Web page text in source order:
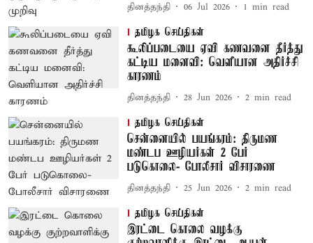
தினத்தந்தி 06 Jul 2026 1 min read
தமிழக செய்திகள்
கூலிப்படையை ஏவி கணவனை தீர்த்து
கட்டிய மனைவி: வெளியான அதிர்ச்சி
காரணம்
தினத்தந்தி 28 Jun 2026 2 min read
தமிழக செய்திகள்
சென்னையில் பயங்கரம்: திருமண
மண்டப ஊழியர்கள் 2 பேர்
படுகொலை- போலீசார் விசாரணை
தினத்தந்தி 25 Jun 2026 2 min read
தமிழக செய்திகள்
இரட்டை கொலை வழக்கு